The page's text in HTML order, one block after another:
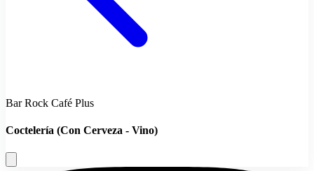
Bar Rock Café Plus
Coctelería (Con Cerveza - Vino)